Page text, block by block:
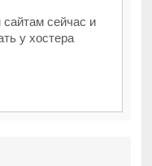
сейчас и
у хостера